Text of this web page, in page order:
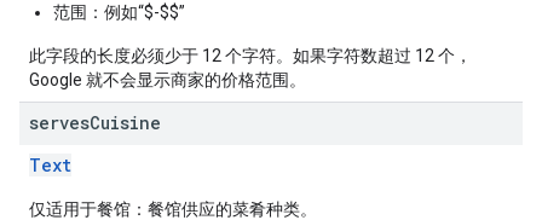
范围： 例如“$-$$”
此字段的长度必须少于 12 个字符。如果字符数超过 12 个，
Google 就不会显示商家的价格范围。
servesCuisine
Text
仅适用于餐馆 ：餐馆供应的菜肴种类。